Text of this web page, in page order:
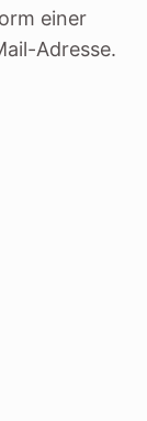
einer
Adresse.